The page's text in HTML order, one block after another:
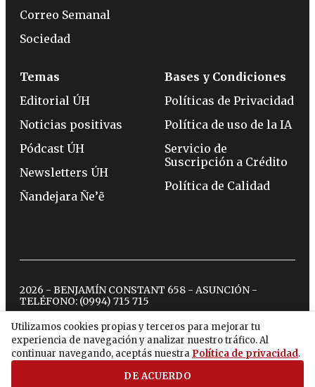
Utilizamos cookies propias y terceros para mejorar tu
experiencia de navegación y analizar nuestro tráfico. Al
continuar navegando, aceptás nuestra Política de privacidad.
DE ACUERDO
Correo Semanal
Sociedad
Temas
Editorial ÚH
Noticias positivas
Pódcast ÚH
Newsletters ÚH
Ñandejara Ñe’ẽ
Bases y Condiciones
Políticas de Privacidad
Política de uso de la IA
Servicio de
Suscripción a Crédito
Política de Calidad
2026 - BENJAMÍN CONSTANT 658 - ASUNCIÓN -
TELÉFONO: (0994) 715 715
twitterinstagram
facebook
tiktokyoutubespotify